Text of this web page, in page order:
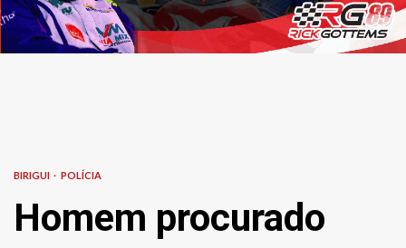
BIRIGUI POLÍCIA
Homem procurado